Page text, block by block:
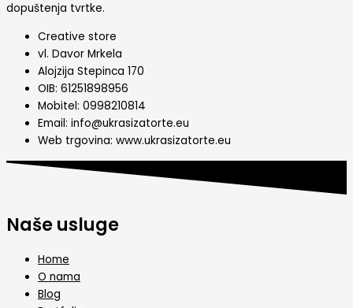
dopuštenja tvrtke.
Creative store
vl. Davor Mrkela
Alojzija Stepinca 170
OIB: 61251898956
Mobitel: 0998210814
Email: info@ukrasizatorte.eu
Web trgovina: www.ukrasizatorte.eu
Naše usluge
Home
O nama
Blog